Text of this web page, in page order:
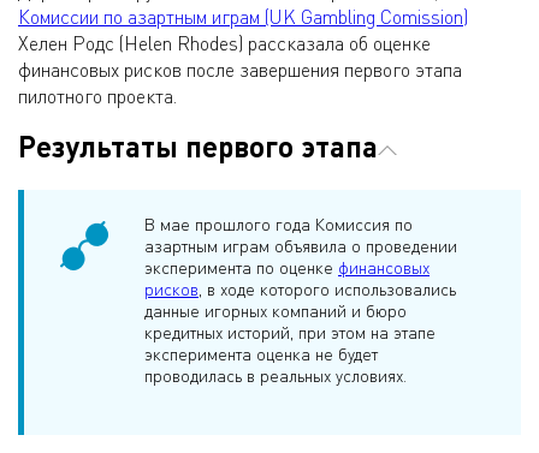
Комиссии по азартным играм (UK Gambling Comission)
Хелен Родс (Helen Rhodes) рассказала об оценке
финансовых рисков после завершения первого этапа
пилотного проекта.
Результаты первого этапа
В мае прошлого года Комиссия по
азартным играм объявила о проведении
эксперимента по оценке финансовых
рисков , в ходе которого использовались
данные игорных компаний и бюро
кредитных историй, при этом на этапе
эксперимента оценка не будет
проводилась в реальных условиях.